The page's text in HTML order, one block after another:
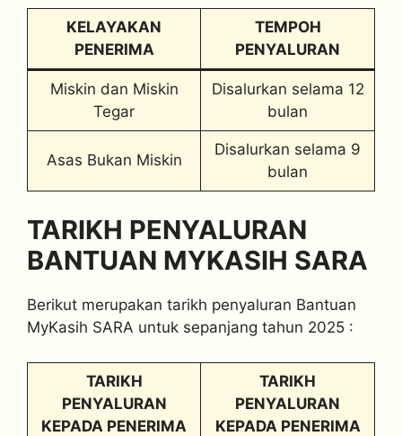
KELAYAKAN
PENERIMA
TEMPOH
PENYALURAN
Miskin dan Miskin
Tegar
Disalurkan selama 12
bulan
Asas Bukan Miskin
Disalurkan selama 9
bulan
TARIKH PENYALURAN
BANTUAN MYKASIH SARA
Berikut merupakan tarikh penyaluran Bantuan
MyKasih SARA untuk sepanjang tahun 2025 :
TARIKH
PENYALURAN
KEPADA PENERIMA
TARIKH
PENYALURAN
KEPADA PENERIMA